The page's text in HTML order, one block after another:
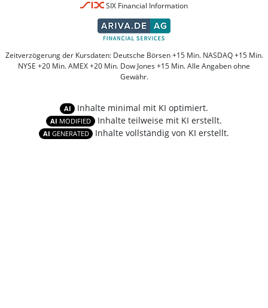
SIX Financial Information
Zeitverzögerung der Kursdaten: Deutsche Börsen +15 Min. NASDAQ +15 Min.
NYSE +20 Min. AMEX +20 Min. Dow Jones +15 Min. Alle Angaben ohne
Gewähr.
AI Inhalte minimal mit KI optimiert.
AI MODIFIED Inhalte teilweise mit KI erstellt.
AI GENERATED Inhalte vollständig von KI erstellt.